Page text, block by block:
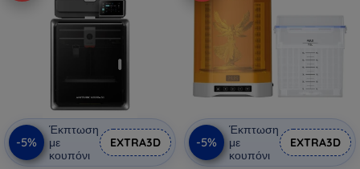
-5%
Έκπτωση
με
κουπόνι
EXTRA3D -5%
Έκπτωση
με
κουπόνι
EXTRA3D